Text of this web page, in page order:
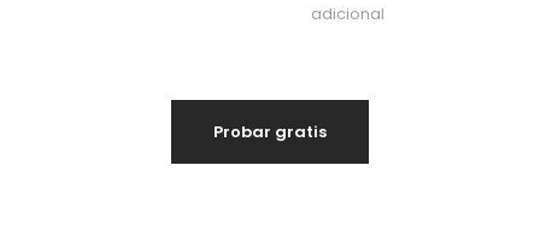
adicional
Probar gratis